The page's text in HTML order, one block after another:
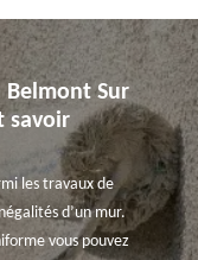
Belmont Sur
savoir
les travaux de
d’un mur.
vous pouvez